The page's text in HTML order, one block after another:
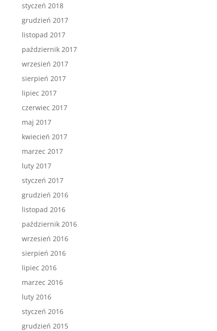
styczeń 2018
grudzień 2017
listopad 2017
październik 2017
wrzesień 2017
sierpień 2017
lipiec 2017
czerwiec 2017
maj 2017
kwiecień 2017
marzec 2017
luty 2017
styczeń 2017
grudzień 2016
listopad 2016
październik 2016
wrzesień 2016
sierpień 2016
lipiec 2016
marzec 2016
luty 2016
styczeń 2016
grudzień 2015